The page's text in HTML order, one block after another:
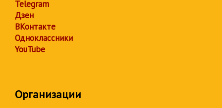
Telegram
Дзен
ВКонтакте
Одноклассники
YouTube
Организации